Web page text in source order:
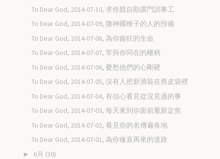
To Dear God, 2014-07-10, 求你親自顯露門訓事工
To Dear God, 2014-07-09, 撒神國種子的人的預備
To Dear God, 2014-07-08, 為你癲狂的生命
To Dear God, 2014-07-07, 常與你同在的權柄
To Dear God, 2014-07-06, 憂愁他們的心剛硬
To Dear God, 2014-07-05, 沒有人把新酒裝在舊皮袋裡
To Dear God, 2014-07-04, 有信心看見從沒見過的事
To Dear God, 2014-07-03, 每天來到你面前重新定焦
To Dear God, 2014-07-02, 看見你的名傳遍各地
To Dear God, 2014-07-01, 為你修直再來的道路
► 6月 (30)